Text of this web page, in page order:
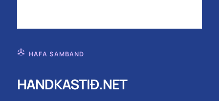
HAFA SAMBAND
HANDKASTIÐ.NET